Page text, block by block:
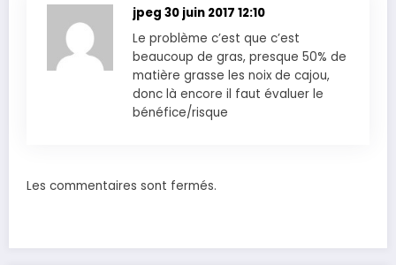
jpeg 30 juin 2017 12:10
Le problème c’est que c’est
beaucoup de gras, presque 50% de
matière grasse les noix de cajou,
donc là encore il faut évaluer le
bénéfice/risque
Les commentaires sont fermés.